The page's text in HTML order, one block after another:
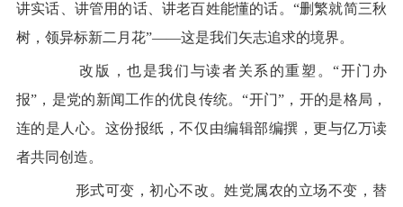
讲实话、讲管用的话、讲老百姓能懂的话。“删繁就简三秋
树，领异标新二月花”——这是我们矢志追求的境界。
改版，也是我们与读者关系的重塑。“开门办
报”，是党的新闻工作的优良传统。“开门”，开的是格局，
连的是人心。这份报纸，不仅由编辑部编撰，更与亿万读
者共同创造。
形式可变，初心不改。姓党属农的立场不变，替